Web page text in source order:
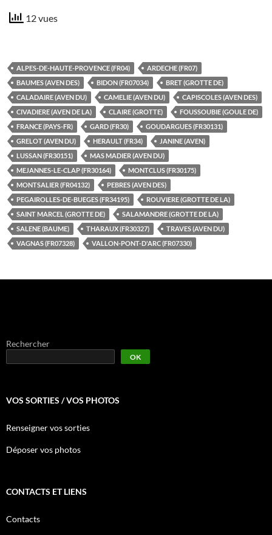
12 vues
ALPES-DE-HAUTE-PROVENCE (FR04)
ARDECHE (FR07)
BAUMES (AVEN DES)
BIDON (FR07034)
BRET (GROTTE DE)
CALADAIRE (AVEN DU)
CAMELIE (AVEN DU)
CAPISCOLES (AVEN DES)
CIVADIERE (AVEN DE LA)
CLAIRE (GROTTE)
FOUSSOUBIE (GOULE DE)
FRANCE (PAYS-FR)
GARD (FR30)
GOUDARGUES (FR30131)
GRELOT (AVEN DU)
HERAULT (FR34)
JANINE (AVEN)
LUSSAN (FR30151)
MAS MADIER (AVEN DU)
MEJANNES-LE-CLAP (FR30164)
MONTCLUS (FR30175)
MONTSALIER (FR04132)
PEBRES (AVEN DES)
PEGAIROLLES-DE-BUEGES (FR34195)
ROUVIERE (GROTTE DE LA)
SAINT MARCEL (GROTTE DE)
SALAMANDRE (GROTTE DE LA)
SALENE (BAUME)
THARAUX (FR30327)
TRAVES (AVEN DU)
VAGNAS (FR07328)
VALLON-PONT-D'ARC (FR07330)
Rechercher
OK
VOS SORTIES / VOS PHOTOS
Renseigner vos sorties
Déposer vos photos
CONTACTS ET LIENS
Contacts